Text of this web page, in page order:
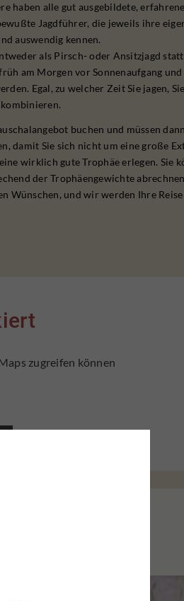
haben alle gut ausgebildete,
Jagdführer, die jeweils ihre
auswendig kennen.
als Pirsch- oder Ansitzjagd
am Morgen vor Sonnenaufgang
Egal, zu welcher Zeit Sie jagen,
buchen und müssen
damit Sie sich nicht um eine große
wirklich gute Trophäe erlegen. Sie
der Trophäengewichte
Wünschen, und wir werden Ihre
zugreifen können